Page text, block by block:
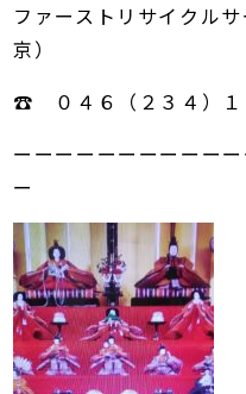
ファーストリサイクル
京）
☎ ０４６（２３４）１
ーーーーーーーーーー
ー